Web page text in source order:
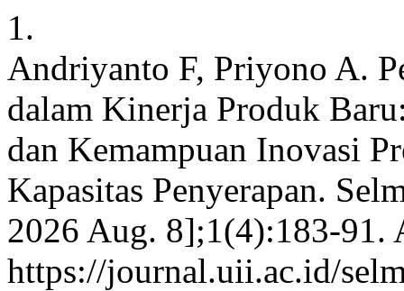
1.
Andriyanto F, Priyono A.
dalam Kinerja Produk
dan Kemampuan Inovasi
Kapasitas Penyerapan.
2026 Aug. 8];1(4):183-91.
https://journal.uii.ac.id/